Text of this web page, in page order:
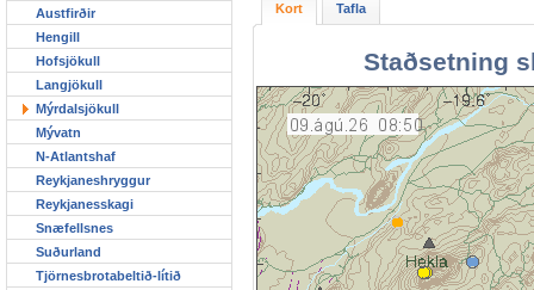
Kort Tafla
Staðsetning
Austfirðir
Hengill
Hofsjökull
Langjökull
Mýrdalsjökull
Mývatn
N-Atlantshaf
Reykjaneshryggur
Reykjanesskagi
Snæfellsnes
Suðurland
Tjörnesbrotabeltið-lítið